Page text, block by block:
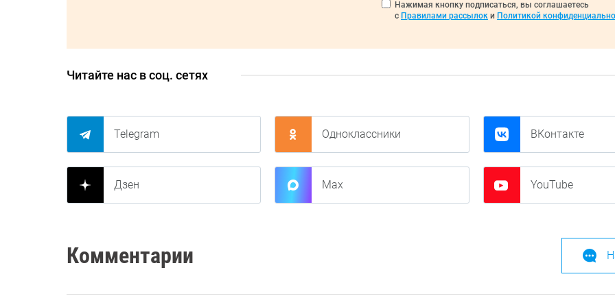
Нажимая кнопку подписаться, вы соглашаетесь
с Правилами рассылок и Политикой
Читайте нас в соц. сетях
Telegram Одноклассники ВКонтакте
Дзен Max YouTube
Комментарии